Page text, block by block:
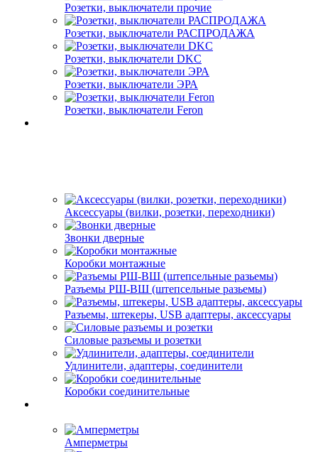
Розетки, выключатели прочие
Розетки, выключатели РАСПРОДАЖА
Розетки, выключатели DKC
Розетки, выключатели ЭРА
Розетки, выключатели Feron
Аксессуары (вилки, розетки, переходники)
Звонки дверные
Коробки монтажные
Разъемы РШ-ВШ (штепсельные разьемы)
Разъемы, штекеры, USB адаптеры, аксессуары
Силовые разъемы и розетки
Удлинители, адаптеры, соединители
Коробки соединительные
Амперметры